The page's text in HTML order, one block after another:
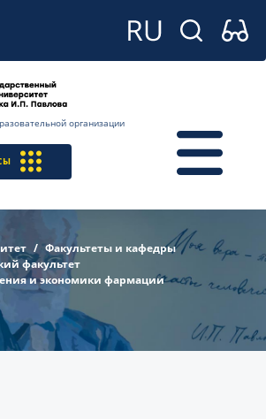
организации
Факультеты и кафедры
факультет
и экономики фармации